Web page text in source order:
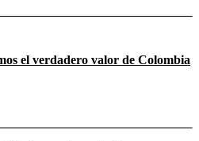
el verdadero valor de Colombia